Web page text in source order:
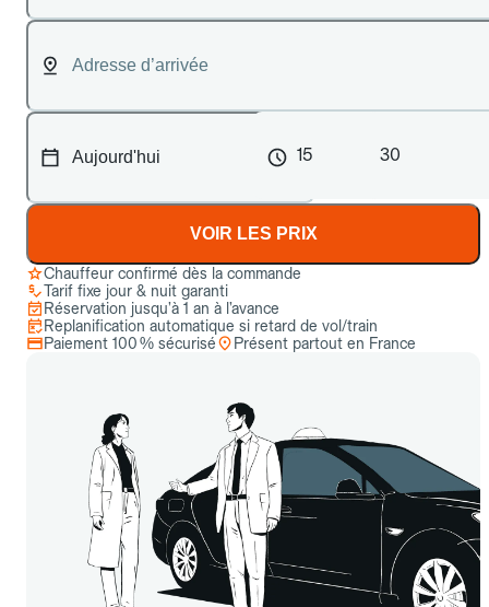
15 30
VOIR LES PRIX
Chauffeur confirmé dès la commande
Tarif fixe jour & nuit garanti
Réservation jusqu’à 1 an à l’avance
Replanification automatique si retard de vol/train
Paiement 100 % sécurisé
Présent partout en France